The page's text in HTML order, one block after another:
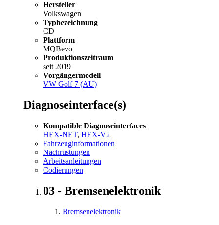
Hersteller
Volkswagen
Typbezeichnung
CD
Plattform
MQBevo
Produktionszeitraum
seit 2019
Vorgängermodell
VW Golf 7 (AU)
Diagnoseinterface(s)
Kompatible Diagnoseinterfaces
HEX-NET, HEX-V2
Fahrzeuginformationen
Nachrüstungen
Arbeitsanleitungen
Codierungen
03 - Bremsenelektronik
Bremsenelektronik